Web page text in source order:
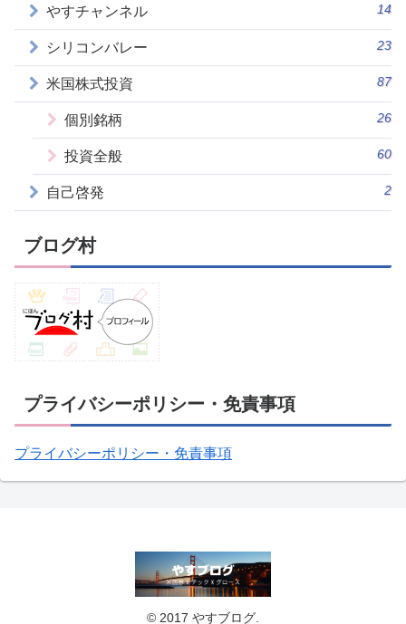
やすチャンネル 14
シリコンバレー 23
米国株式投資 87
個別銘柄 26
投資全般 60
自己啓発 2
ブログ村
プライバシーポリシー・免責事項
プライバシーポリシー・免責事項
© 2017 やすブログ.